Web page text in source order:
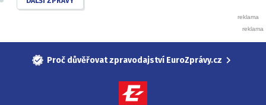
Proč důvěřovat zpravodajství EuroZprávy.cz